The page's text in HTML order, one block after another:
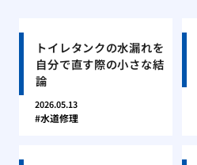
トイレタンクの水漏れを
自分で直す際の小さな結
論
2026.05.13
水道修理